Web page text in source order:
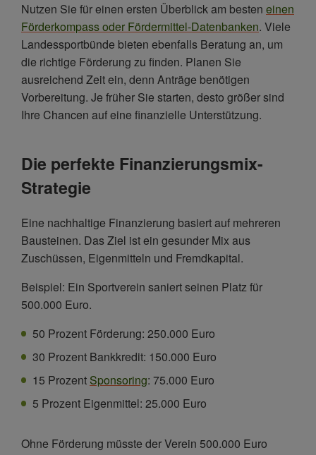
Nutzen Sie für einen ersten Überblick am besten einen
Förderkompass oder Fördermittel-Datenbanken. Viele
Landessportbünde bieten ebenfalls Beratung an, um
die richtige Förderung zu finden. Planen Sie
ausreichend Zeit ein, denn Anträge benötigen
Vorbereitung. Je früher Sie starten, desto größer sind
Ihre Chancen auf eine finanzielle Unterstützung.
Die perfekte Finanzierungsmix-
Strategie
Eine nachhaltige Finanzierung basiert auf mehreren
Bausteinen. Das Ziel ist ein gesunder Mix aus
Zuschüssen, Eigenmitteln und Fremdkapital.
Beispiel: Ein Sportverein saniert seinen Platz für
500.000 Euro.
50 Prozent Förderung: 250.000 Euro
30 Prozent Bankkredit: 150.000 Euro
15 Prozent Sponsoring: 75.000 Euro
5 Prozent Eigenmittel: 25.000 Euro
Ohne Förderung müsste der Verein 500.000 Euro